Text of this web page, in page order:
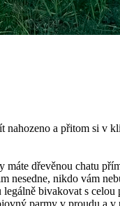
a přitom si
dřevěnou chatu
nikdo vám
bivakovat s
parmy v proudu a